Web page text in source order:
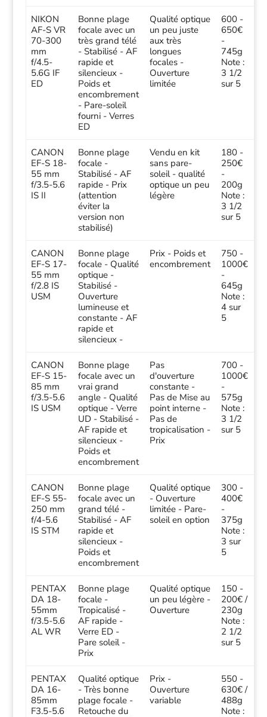
NIKON
AF-S VR
70-300
mm
f/4.5-
5.6G IF
ED
Bonne plage
focale avec un
très grand télé
- Stabilisé - AF
rapide et
silencieux -
Poids et
encombrement
- Pare-soleil
fourni - Verres
ED
Qualité optique
un peu juste
aux très
longues
focales -
Ouverture
limitée
600 -
650€
-
745g
Note :
3 1/2
sur 5
CANON
EF-S 18-
55 mm
f/3.5-5.6
IS II
Bonne plage
focale -
Stabilisé - AF
rapide - Prix
(attention
éviter la
version non
stabilisé)
Vendu en kit
sans pare-
soleil - qualité
optique un peu
légère
180 -
250€
-
200g
Note :
3 1/2
sur 5
CANON
EF-S 17-
55 mm
f/2.8 IS
USM
Bonne plage
focale - Qualité
optique -
Stabilisé -
Ouverture
lumineuse et
constante - AF
rapide et
silencieux -
Prix - Poids et
encombrement
750 -
1000€
-
645g
Note :
4 sur
5
CANON
EF-S 15-
85 mm
f/3.5-5.6
IS USM
Bonne plage
focale avec un
vrai grand
angle - Qualité
optique - Verre
UD - Stabilisé -
AF rapide et
silencieux -
Poids et
encombrement
Pas
d'ouverture
constante -
Pas de Mise au
point interne -
Pas de
tropicalisation -
Prix
700 -
1000€
-
575g
Note :
3 1/2
sur 5
CANON
EF-S 55-
250 mm
f/4-5.6
IS STM
Bonne plage
focale avec un
grand télé -
Stabilisé - AF
rapide et
silencieux -
Poids et
encombrement
Qualité optique
- Ouverture
limitée - Pare-
soleil en option
300 -
400€
-
375g
Note :
3 sur
5
PENTAX
DA 18-
55mm
f/3.5-5.6
AL WR
Bonne plage
focale -
Tropicalisé -
AF rapide -
Verre ED -
Pare soleil -
Prix
Qualité optique
un peu légère -
Ouverture
150 -
200€ /
230g
Note :
2 1/2
sur 5
PENTAX
DA 16-
85mm
F3.5-5.6
Qualité optique
- Très bonne
plage focale -
Retouche du
Prix -
Ouverture
variable
550 -
630€ /
488g
Note :